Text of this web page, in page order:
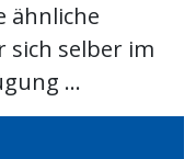
ähnliche
sich selber im
...